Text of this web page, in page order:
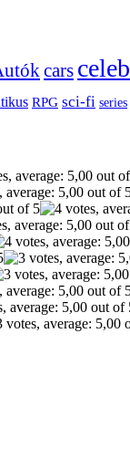
cars celeb
RPG sci-fi series